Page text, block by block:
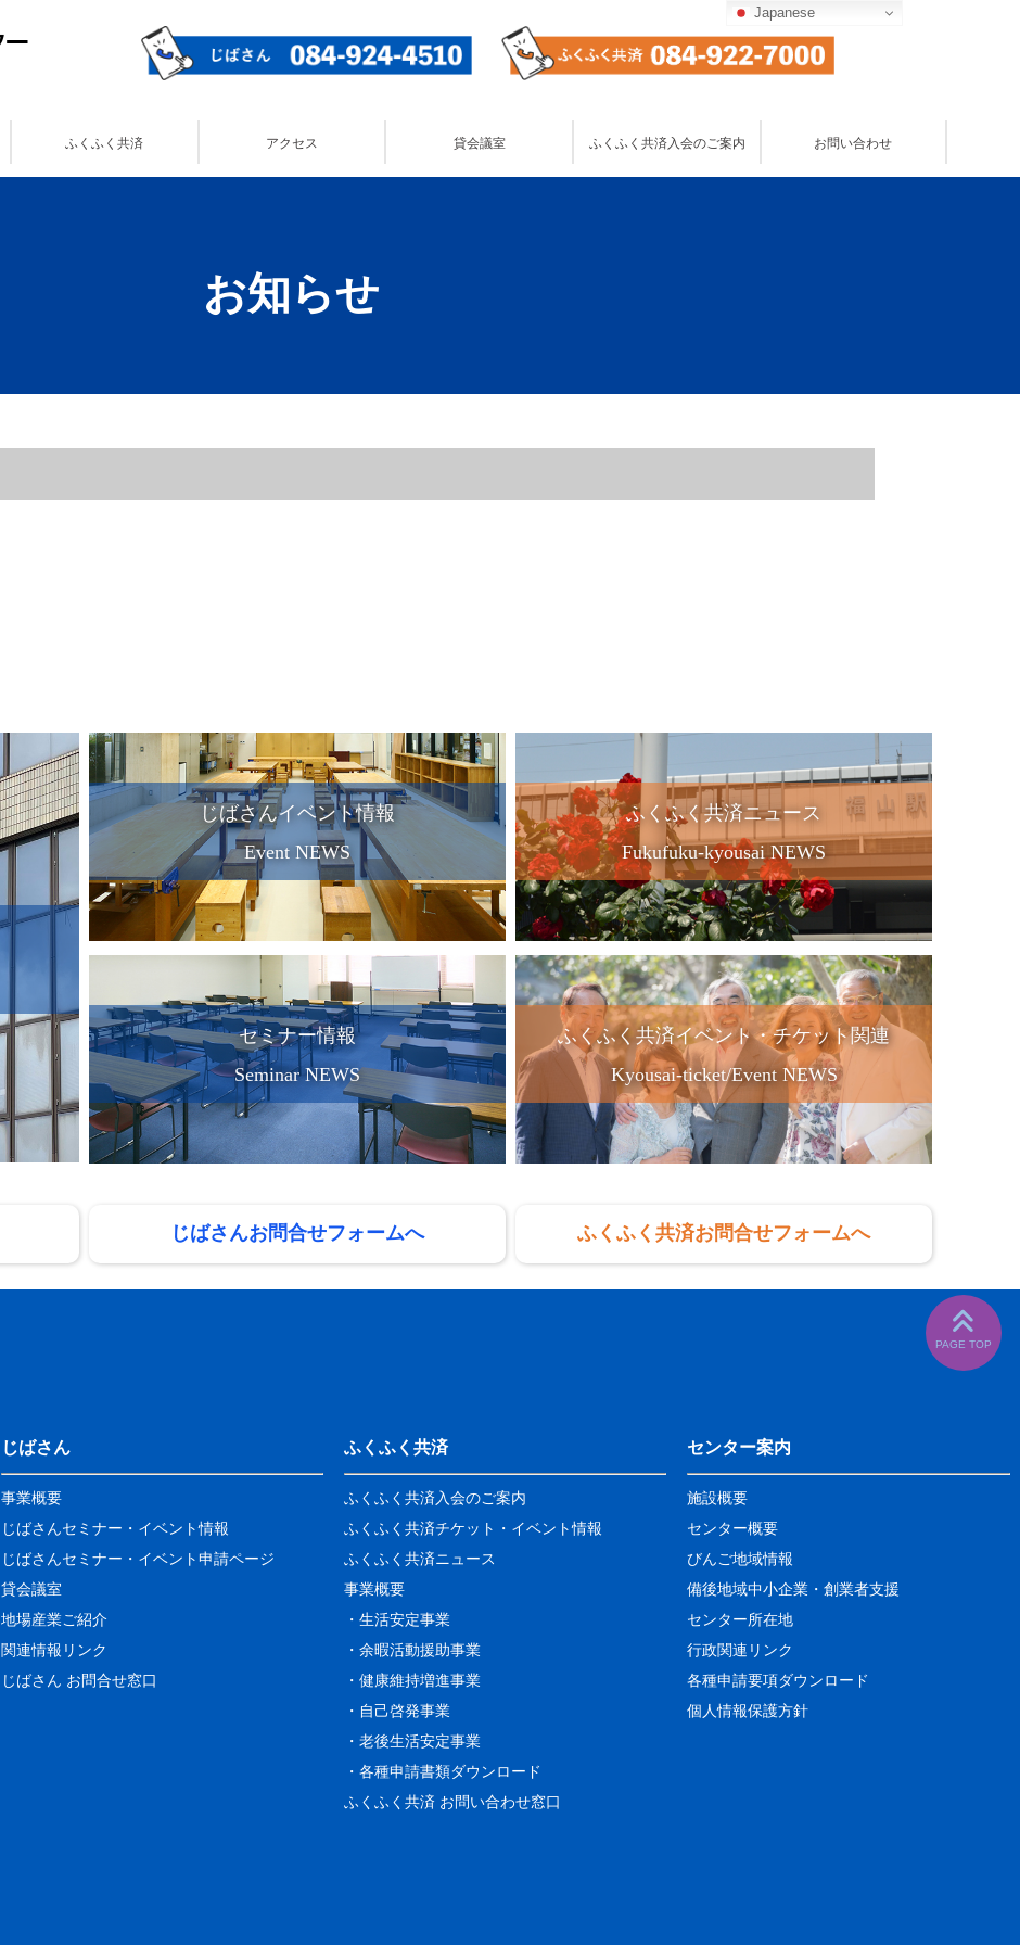
ふくふく共済 アクセス 貸会議室 ふくふく共済入会のご案内 お問い合わせ
お知らせ
じばさんイベント情報
Event NEWS
セミナー情報
Seminar NEWS
ふくふく共済ニュース
Fukufuku-kyousai NEWS
ふくふく共済イベント・チケット関連
Kyousai-ticket/Event NEWS
じばさんお問合せフォームへ ふくふく共済お問合せフォームへ
じばさん
事業概要
じばさんセミナー・イベント情報
じばさんセミナー・イベント申請ページ
貸会議室
地場産業ご紹介
関連情報リンク
じばさん お問合せ窓口
ふくふく共済
ふくふく共済入会のご案内
ふくふく共済チケット・イベント情報
ふくふく共済ニュース
事業概要
・生活安定事業
・余暇活動援助事業
・健康維持増進事業
・自己啓発事業
・老後生活安定事業
・各種申請書類ダウンロード
ふくふく共済 お問い合わせ窓口
センター案内
施設概要
センター概要
びんご地域情報
備後地域中小企業・創業者支援
センター所在地
行政関連リンク
各種申請要項ダウンロード
個人情報保護方針
Japanese